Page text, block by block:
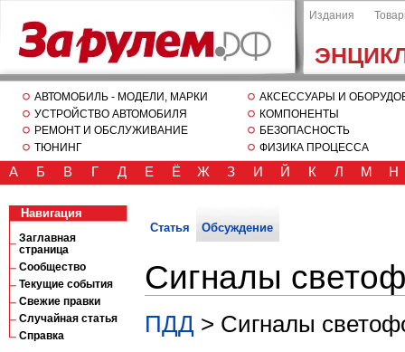
Издания
АВТОМОБИЛЬ - МОДЕЛИ, МАРКИ
УСТРОЙСТВО АВТОМОБИЛЯ
РЕМОНТ И ОБСЛУЖИВАНИЕ
ТЮНИНГ
АКСЕССУАРЫ И
КОМПОНЕНТЫ
БЕЗОПАСНОСТЬ
ФИЗИКА ПРОЦЕССА
А Б В Г Д Е Ё Ж З И Й К Л М Н
Навигация
Заглавная
страница
Сообщество
Текущие события
Свежие правки
Случайная статья
Справка
Статья Обсуждение
Сигналы
ПДД > Сигналы